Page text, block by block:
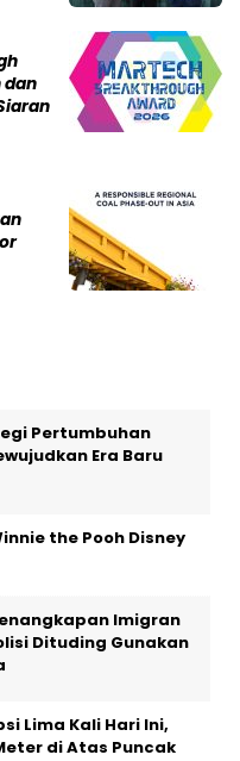
dan
Pertumbuhan
Era Baru
the Pooh Disney
Imigran
Dituding Gunakan
Lima Kali Hari Ini,
di Atas Puncak